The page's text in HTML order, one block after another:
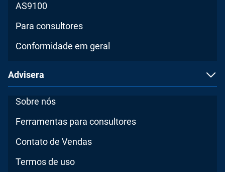
AS9100
Para consultores
Conformidade em geral
Advisera
Sobre nós
Ferramentas para consultores
Contato de Vendas
Termos de uso